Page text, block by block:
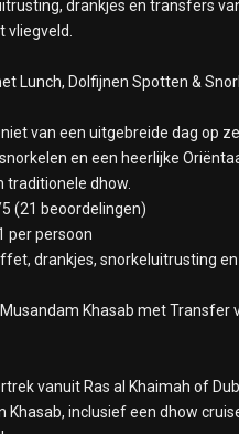
drankjes en transfers
vliegveld.
Lunch, Dolfijnen Spotten &
van een uitgebreide dag op
en een heerlijke
traditionele dhow.
(21 beoordelingen)
per persoon
drankjes, snorkeluitrusting
Khasab met Transfer
vanuit Ras al Khaimah of
Khasab, inclusief een dhow